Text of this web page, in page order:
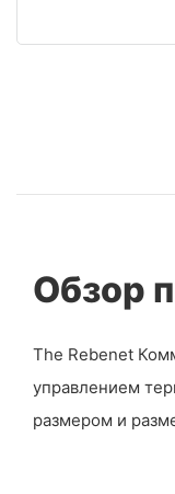
Обзор
The Rebenet
управлением
размером и